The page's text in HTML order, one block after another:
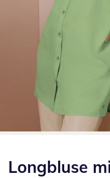
Longbluse